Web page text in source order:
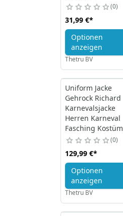
0
31,99 €*
Optionen
anzeigen
Thetru BV
Uniform Jacke
Gehrock Richard
Karnevalsjacke
Herren Karneval
Fasching Kostüm
0
129,99 €*
Optionen
anzeigen
Thetru BV